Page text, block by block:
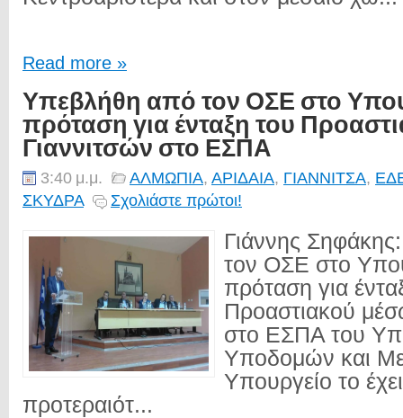
Read more »
Υπεβλήθη από τον ΟΣΕ στο
πρόταση για ένταξη του
Γιαννιτσών στο ΕΣΠΑ
3:40 μ.μ. ΑΛΜΩΠΙΑ, ΑΡΙΔΑΙΑ, ΓΙΑΝΝΙΤΣΑ,
ΣΚΥΔΡΑ
Σχολιάστε πρώτοι!
Γιάννης
τον ΟΣΕ στο
πρόταση για
Προαστιακού
στο ΕΣΠΑ του
Υποδομών και
Υπουργείο το
προτεραιότ...